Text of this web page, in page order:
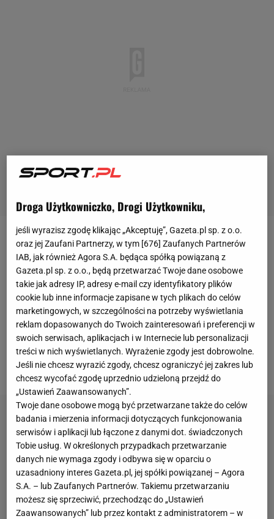
Arkadiusz Milikw ostatnimmeczuligowym
poprzedniego sezonu zFC Metzdoznał kontuzji
łękotki. Napastnik pojawił się na zgrupowaniu
reprezentacji Polski, ale po kilku dniach je opuścił.
Trener Paulo Sousa postanowił nikogo nie
powoływać w miejsce Milika naEuro 2020. Na
powrót byłego piłkarza Napolidogrybędziemy
musieli jeszcze trochę poczekać.
Droga Użytkowniczko, Drogi Użytkowniku,
jeśli wyrazisz zgodę klikając „Akceptuję”, Gazeta.pl sp. z o.o.
oraz jej Zaufani Partnerzy, w tym [676] Zaufanych Partnerów
IAB, jak również Agora S.A. będąca spółką powiązaną z
Gazeta.pl sp. z o.o., będą przetwarzać Twoje dane osobowe
takie jak adresy IP, adresy e-mail czy identyfikatory plików
cookie lub inne informacje zapisane w tych plikach do celów
marketingowych, w szczególności na potrzeby wyświetlania
reklam dopasowanych do Twoich zainteresowań i preferencji w
swoich serwisach, aplikacjach i w Internecie lub personalizacji
treści w nich wyświetlanych. Wyrażenie zgody jest dobrowolne.
Jeśli nie chcesz wyrazić zgody, chcesz ograniczyć jej zakres lub
chcesz wycofać zgodę uprzednio udzieloną przejdź do
„Ustawień Zaawansowanych”.
Twoje dane osobowe mogą być przetwarzane także do celów
badania i mierzenia informacji dotyczących funkcjonowania
serwisów i aplikacji lub łączone z danymi dot. świadczonych
Tobie usług. W określonych przypadkach przetwarzanie
danych nie wymaga zgody i odbywa się w oparciu o
uzasadniony interes Gazeta.pl, jej spółki powiązanej – Agora
S.A. – lub Zaufanych Partnerów. Takiemu przetwarzaniu
możesz się sprzeciwić, przechodząc do „Ustawień
Zaawansowanych” lub przez kontakt z administratorem – w